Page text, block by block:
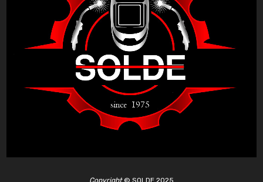
Copyright© SOLDE 2025